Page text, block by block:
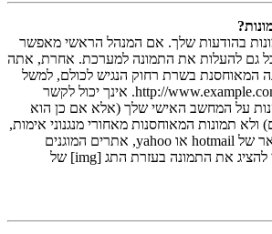
בהודעות שלך. אם המנהל הראשי מאפשר
גם להעלות את התמונה למערכת. אחרת, אתה
המאוחסנת בשרת רחוק הנגיש לכולם, למשל
http://www.example.com/my-picture.gif. אינך יכול לקשר
על המחשב האישי שלך (אלא אם כן הוא
ולא תמונות המאוחסנות מאחורי מנגנוני אימות,
למשל תיבות הדואר של hotmail או yahoo, אתרים המוגנים
בססמה, וכד'. כדי להציג את התמונה בעזרת התג [img] של